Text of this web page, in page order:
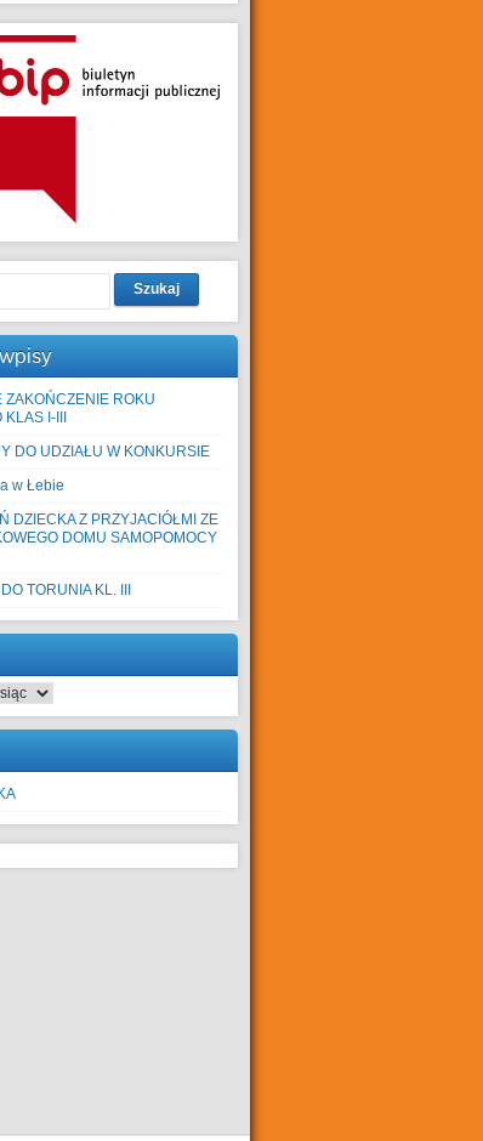
Szukaj
ZAKOŃCZENIE ROKU
KLAS I-III
DO UDZIAŁU W KONKURSIE
w Łebie
DZIECKA Z PRZYJACIÓŁMI ZE
DOMU SAMOPOMOCY
TORUNIA KL. III